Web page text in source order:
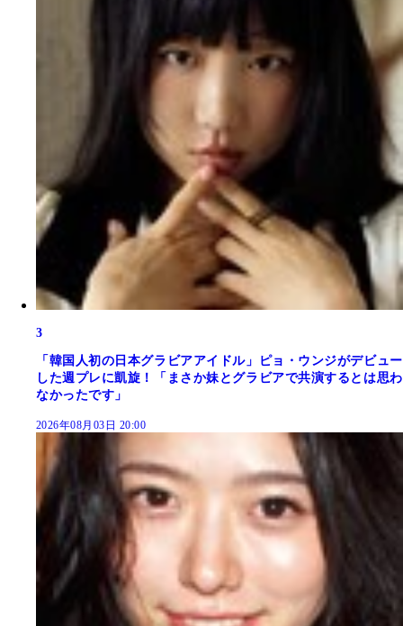
3
「韓国人初の日本グラビアアイドル」ピョ・ウンジがデビュー
した週プレに凱旋！「まさか妹とグラビアで共演するとは思わ
なかったです」
2026年08月03日 20:00